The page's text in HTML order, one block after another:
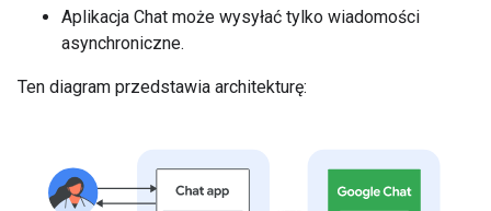
Aplikacja Chat może wysyłać tylko wiadomości
asynchroniczne.
Ten diagram przedstawia architekturę: